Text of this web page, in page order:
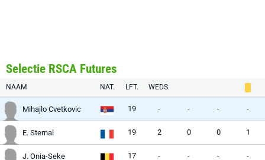
Selectie RSCA Futures
NAAM NAT. LFT. WEDS.
Mihajlo Cvetkovic 19 - - - -
E. Sternal 19 2 0 0 1
J. Onia-Seke 17 - - - -